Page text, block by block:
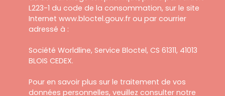
L223-1 du code de la consommation, sur le site
Internet www.bloctel.gouv.fr ou par courrier
adressé à :
Société Worldline, Service Bloctel, CS 61311, 41013
BLOIS CEDEX.
Pour en savoir plus sur le traitement de vos
données personnelles, veuillez consulter notre